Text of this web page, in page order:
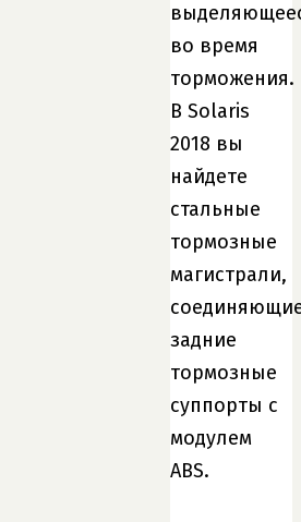
во время
торможения.
В Solaris
2018 вы
найдете
стальные
тормозные
магистрали,
задние
тормозные
суппорты с
модулем
ABS.